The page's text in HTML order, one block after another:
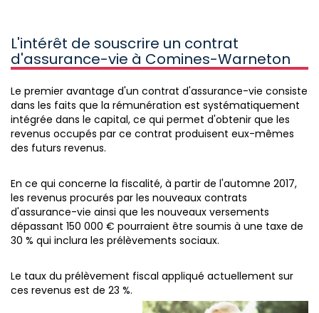
L'intérêt de souscrire un contrat
d'assurance-vie à Comines-Warneton
Le premier avantage d'un contrat d'assurance-vie consiste
dans les faits que la rémunération est systématiquement
intégrée dans le capital, ce qui permet d'obtenir que les
revenus occupés par ce contrat produisent eux-mêmes
des futurs revenus.
En ce qui concerne la fiscalité, à partir de l'automne 2017,
les revenus procurés par les nouveaux contrats
d'assurance-vie ainsi que les nouveaux versements
dépassant 150 000 € pourraient être soumis à une taxe de
30 % qui inclura les prélèvements sociaux.
Le taux du prélèvement fiscal appliqué actuellement sur
ces revenus est de 23 %.